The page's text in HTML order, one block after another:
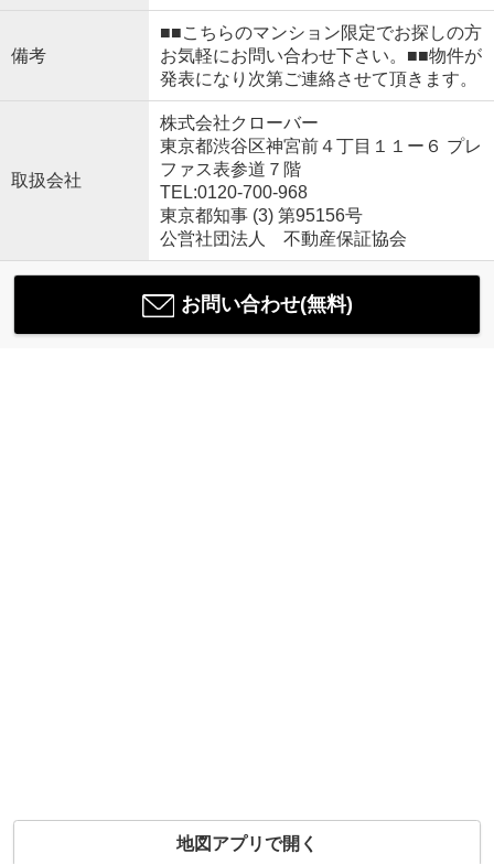
備考
■■こちらのマンション限定でお探しの方
お気軽にお問い合わせ下さい。■■物件が
発表になり次第ご連絡させて頂きます。
取扱会社
株式会社クローバー
東京都渋谷区神宮前４丁目１１ー６ プレ
ファス表参道７階
TEL:0120-700-968
東京都知事 (3) 第95156号
公営社団法人 不動産保証協会
お問い合わせ(無料)
地図アプリで開く